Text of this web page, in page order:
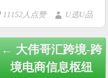
11152人点赞 U选U品
← 大伟哥汇跨境-跨
境电商信息枢纽